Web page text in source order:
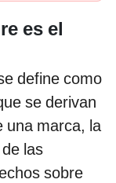
es el
define como
se derivan
una marca, la
las
sobre